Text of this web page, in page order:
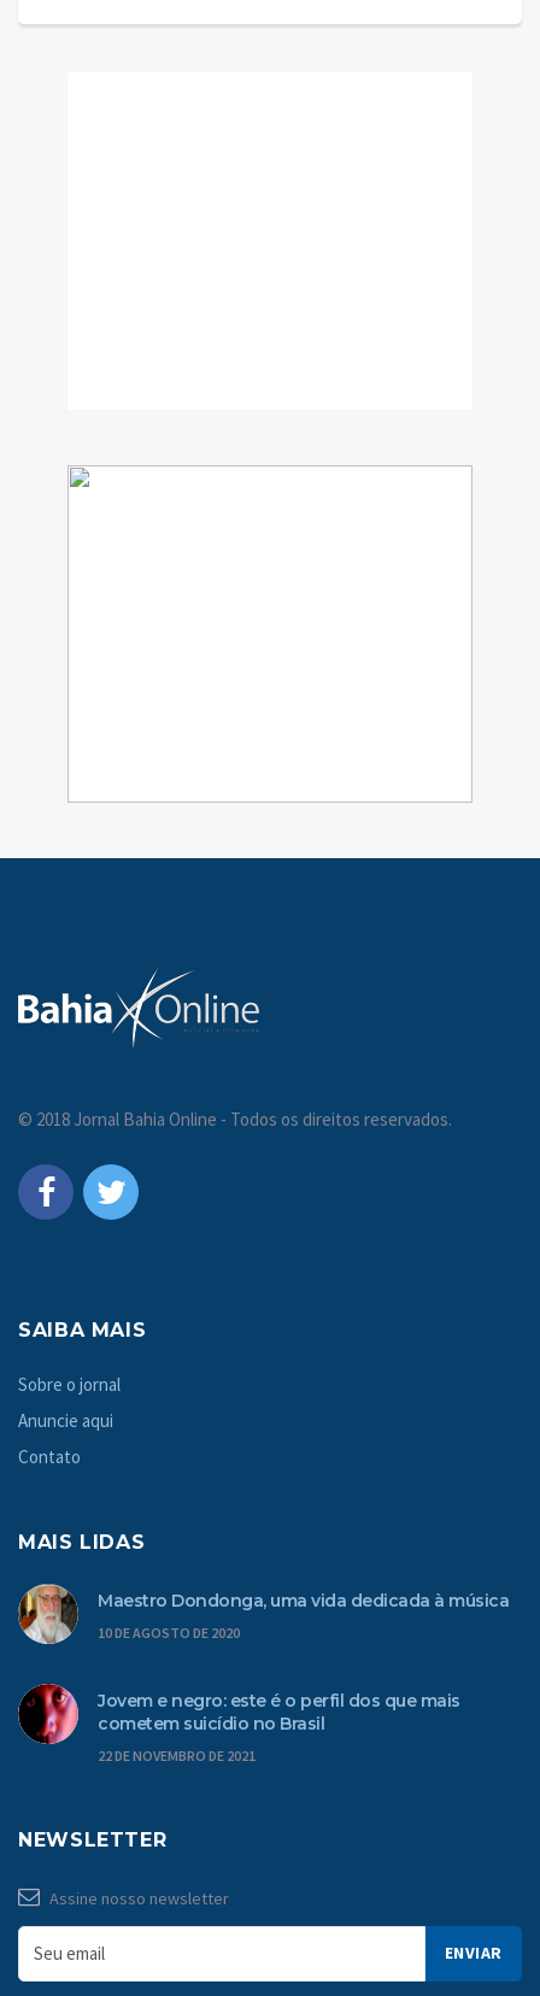
© 2018 Jornal Bahia Online - Todos os direitos reservados.
SAIBA MAIS
Sobre o jornal
Anuncie aqui
Contato
MAIS LIDAS
Maestro Dondonga, uma vida dedicada à música
10 DE AGOSTO DE 2020
Jovem e negro: este é o perfil dos que mais
cometem suicídio no Brasil
22 DE NOVEMBRO DE 2021
NEWSLETTER
Assine nosso newsletter